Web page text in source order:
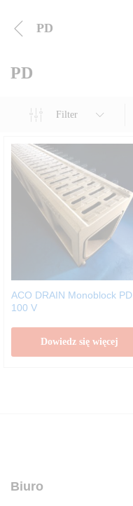
PD
PD
Filter
ACO DRAIN Monoblock PD
100 V
Dowiedz się więcej
Biuro